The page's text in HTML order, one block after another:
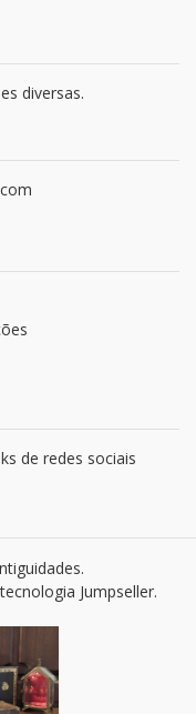
diversas.
de redes sociais
Jumpseller.